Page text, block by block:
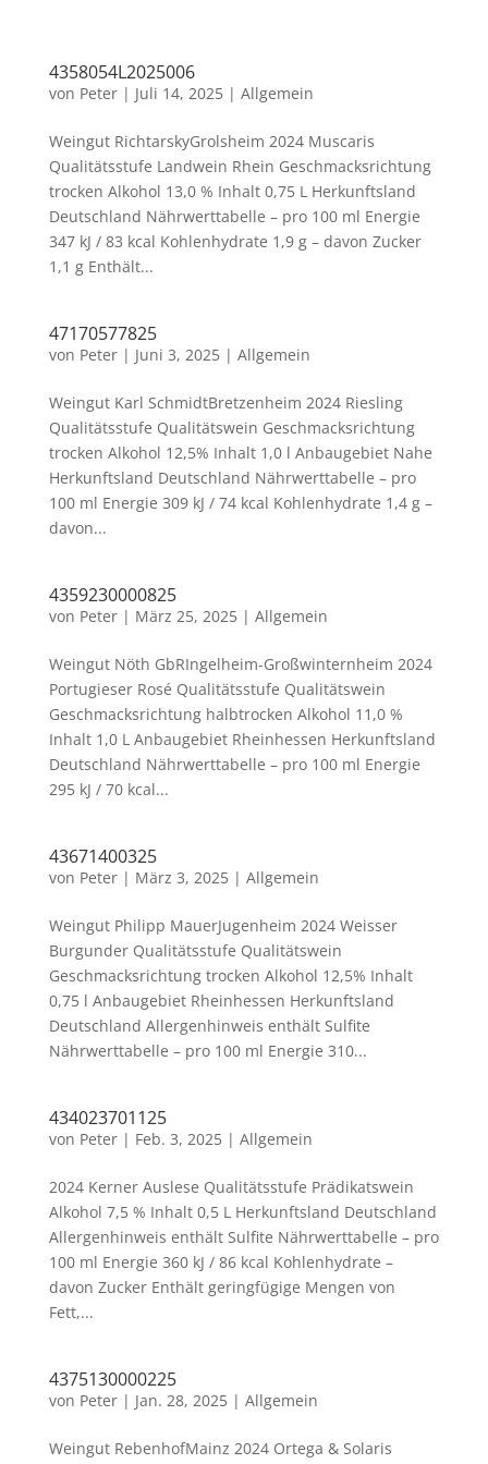
4358054L2025006
von Peter| Juli 14, 2025| Allgemein
Weingut RichtarskyGrolsheim 2024 Muscaris
Qualitätsstufe Landwein Rhein Geschmacksrichtung
trocken Alkohol 13,0 % Inhalt 0,75 L Herkunftsland
Deutschland Nährwerttabelle – pro 100 ml Energie
347 kJ / 83 kcal Kohlenhydrate 1,9 g – davon Zucker
1,1 g Enthält...
47170577825
von Peter| Juni 3, 2025| Allgemein
Weingut Karl SchmidtBretzenheim 2024 Riesling
Qualitätsstufe Qualitätswein Geschmacksrichtung
trocken Alkohol 12,5% Inhalt 1,0 l Anbaugebiet Nahe
Herkunftsland Deutschland Nährwerttabelle – pro
100 ml Energie 309 kJ / 74 kcal Kohlenhydrate 1,4 g –
davon...
4359230000825
von Peter| März 25, 2025| Allgemein
Weingut Nöth GbRIngelheim-Großwinternheim 2024
Portugieser Rosé Qualitätsstufe Qualitätswein
Geschmacksrichtung halbtrocken Alkohol 11,0 %
Inhalt 1,0 L Anbaugebiet Rheinhessen Herkunftsland
Deutschland Nährwerttabelle – pro 100 ml Energie
295 kJ / 70 kcal...
43671400325
von Peter| März 3, 2025| Allgemein
Weingut Philipp MauerJugenheim 2024 Weisser
Burgunder Qualitätsstufe Qualitätswein
Geschmacksrichtung trocken Alkohol 12,5% Inhalt
0,75 l Anbaugebiet Rheinhessen Herkunftsland
Deutschland Allergenhinweis enthält Sulfite
Nährwerttabelle – pro 100 ml Energie 310...
434023701125
von Peter| Feb. 3, 2025| Allgemein
2024 Kerner Auslese Qualitätsstufe Prädikatswein
Alkohol 7,5 % Inhalt 0,5 L Herkunftsland Deutschland
Allergenhinweis enthält Sulfite Nährwerttabelle – pro
100 ml Energie 360 kJ / 86 kcal Kohlenhydrate –
davon Zucker Enthält geringfügige Mengen von
Fett,...
4375130000225
von Peter| Jan. 28, 2025| Allgemein
Weingut RebenhofMainz 2024 Ortega & Solaris